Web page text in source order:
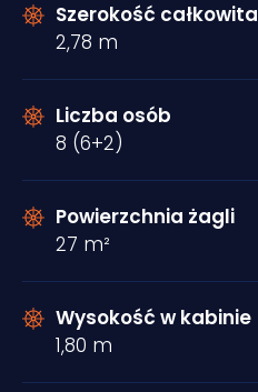
Szerokość całkowita
2,78 m
Liczba osób
8 (6+2)
Powierzchnia żagli
27 m²
Wysokość w kabinie
1,80 m